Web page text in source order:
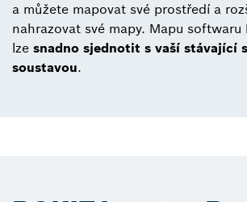
a můžete mapovat své prostředí a
nahrazovat své mapy. Mapu softwaru
lze snadno sjednotit s vaší stávající
soustavou.